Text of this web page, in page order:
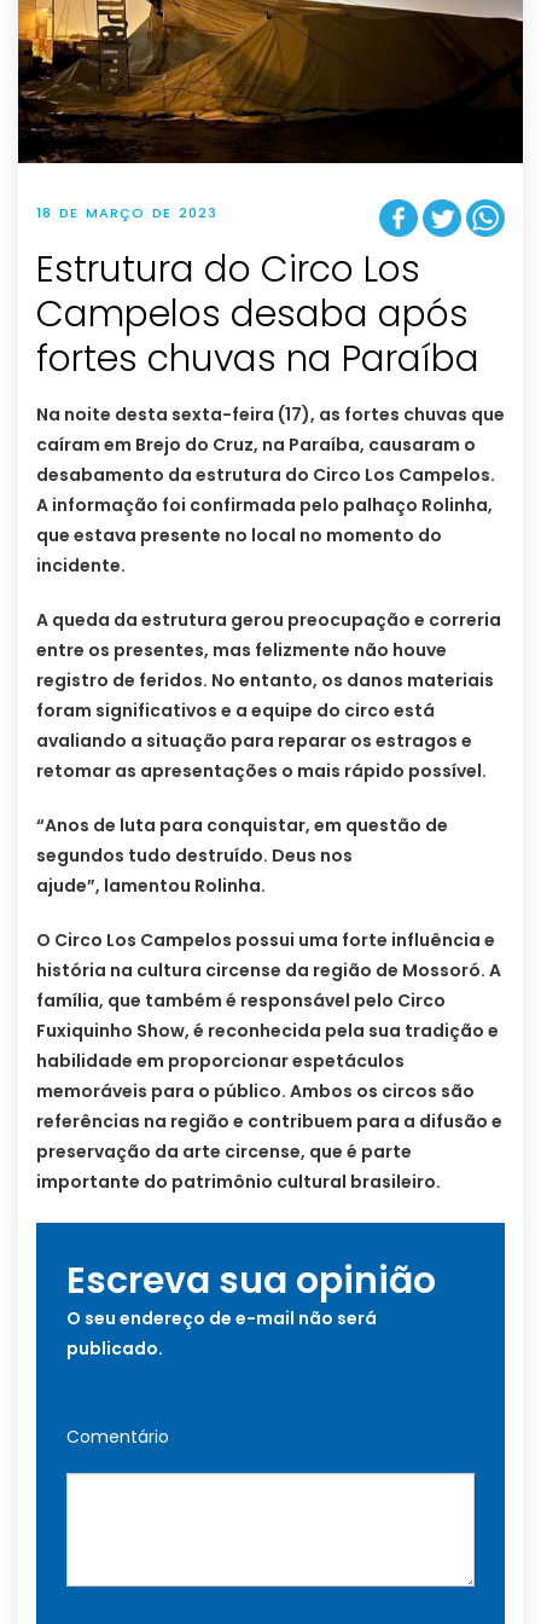
18 DE MARÇO DE 2023
Estrutura do Circo Los
Campelos desaba após
fortes chuvas na Paraíba
Na noite desta sexta-feira (17), as fortes chuvas que
caíram em Brejo do Cruz, na Paraíba, causaram o
desabamento da estrutura do Circo Los Campelos.
A informação foi confirmada pelo palhaço Rolinha,
que estava presente no local no momento do
incidente.
A queda da estrutura gerou preocupação e correria
entre os presentes, mas felizmente não houve
registro de feridos. No entanto, os danos materiais
foram significativos e a equipe do circo está
avaliando a situação para reparar os estragos e
retomar as apresentações o mais rápido possível.
“Anos de luta para conquistar, em questão de
segundos tudo destruído. Deus nos
ajude”, lamentou Rolinha.
O Circo Los Campelos possui uma forte influência e
história na cultura circense da região de Mossoró. A
família, que também é responsável pelo Circo
Fuxiquinho Show, é reconhecida pela sua tradição e
habilidade em proporcionar espetáculos
memoráveis para o público. Ambos os circos são
referências na região e contribuem para a difusão e
preservação da arte circense, que é parte
importante do patrimônio cultural brasileiro.
Escreva sua opinião
O seu endereço de e-mail não será
publicado.
Comentário